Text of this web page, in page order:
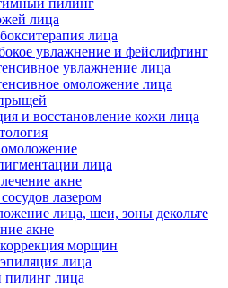
пилинг
лица
лица
увлажнение и фейслифтинг
увлажнение лица
омоложение лица
и восстановление кожи лица
лица
акне
лазером
лица, шеи, зоны декольте
акне
морщин
лица
пилинг лица